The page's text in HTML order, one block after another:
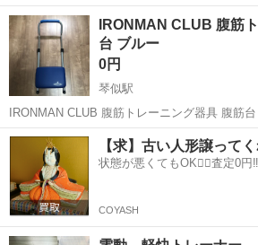
のハンドル付きステッパーです。 ハンドルが
高齢の方や運動初心者の方でも安心してトレ
ジタルメーター付...
北海道 札幌市 フィット
IRONMAN CLUB 腹筋
台 ブルー
0円
琴似駅
IRONMAN CLUB 腹筋トレーニング器具 腹筋
が劣化してボロボロになったので除去しまし
方に差し上げます。
北海道 札幌市 琴似駅 フィットネス
【求】古い人形譲って
状態が悪くてもOK🙆‍♀️査定0円‼️
COYASH